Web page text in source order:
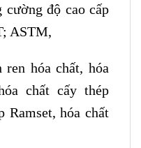
độ cao cấp
ASTM,
ren hóa chất, hóa
chất cấy thép
Ramset, hóa chất